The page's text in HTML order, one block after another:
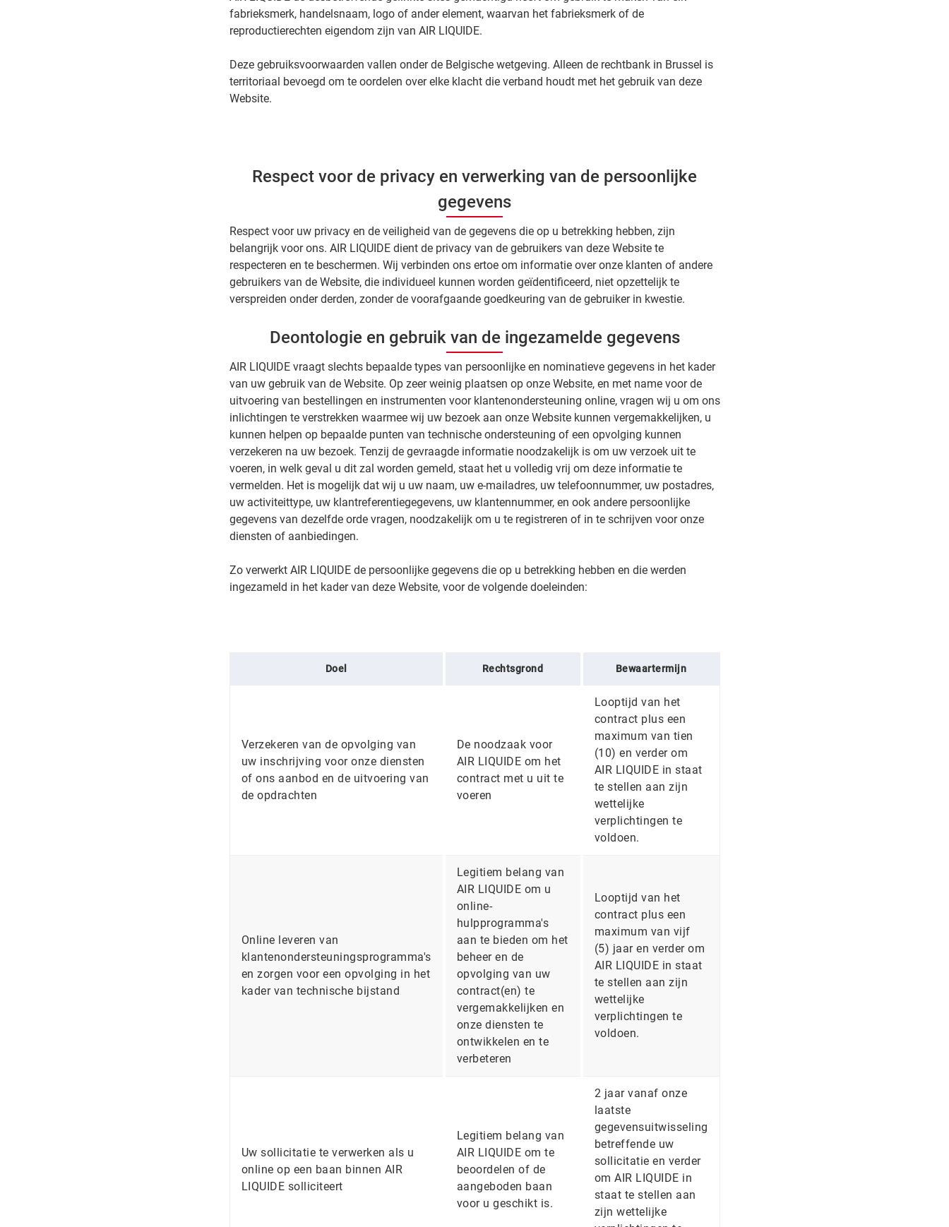
fabrieksmerk, handelsnaam, logo of ander element, waarvan het fabrieksmerk of de
reproductierechten eigendom zijn van AIR LIQUIDE.
Deze gebruiksvoorwaarden vallen onder de Belgische wetgeving. Alleen de rechtbank in Brussel is
territoriaal bevoegd om te oordelen over elke klacht die verband houdt met het gebruik van deze
Website.
Respect voor de privacy en verwerking van de persoonlijke
gegevens
Respect voor uw privacy en de veiligheid van de gegevens die op u betrekking hebben, zijn
belangrijk voor ons. AIR LIQUIDE dient de privacy van de gebruikers van deze Website te
respecteren en te beschermen. Wij verbinden ons ertoe om informatie over onze klanten of andere
gebruikers van de Website, die individueel kunnen worden geïdentificeerd, niet opzettelijk te
verspreiden onder derden, zonder de voorafgaande goedkeuring van de gebruiker in kwestie.
Deontologie en gebruik van de ingezamelde gegevens
AIR LIQUIDE vraagt slechts bepaalde types van persoonlijke en nominatieve gegevens in het kader
van uw gebruik van de Website. Op zeer weinig plaatsen op onze Website, en met name voor de
uitvoering van bestellingen en instrumenten voor klantenondersteuning online, vragen wij u om ons
inlichtingen te verstrekken waarmee wij uw bezoek aan onze Website kunnen vergemakkelijken, u
kunnen helpen op bepaalde punten van technische ondersteuning of een opvolging kunnen
verzekeren na uw bezoek. Tenzij de gevraagde informatie noodzakelijk is om uw verzoek uit te
voeren, in welk geval u dit zal worden gemeld, staat het u volledig vrij om deze informatie te
vermelden. Het is mogelijk dat wij u uw naam, uw e-mailadres, uw telefoonnummer, uw postadres,
uw activiteittype, uw klantreferentiegegevens, uw klantennummer, en ook andere persoonlijke
gegevens van dezelfde orde vragen, noodzakelijk om u te registreren of in te schrijven voor onze
diensten of aanbiedingen.
Zo verwerkt AIR LIQUIDE de persoonlijke gegevens die op u betrekking hebben en die werden
ingezameld in het kader van deze Website, voor de volgende doeleinden:
Doel Rechtsgrond Bewaartermijn
Verzekeren van de opvolging van
uw inschrijving voor onze diensten
of ons aanbod en de uitvoering van
de opdrachten
De noodzaak voor
AIR LIQUIDE om het
contract met u uit te
voeren
Looptijd van het
contract plus een
maximum van tien
(10) en verder om
AIR LIQUIDE in staat
te stellen aan zijn
wettelijke
verplichtingen te
voldoen.
Online leveren van
klantenondersteuningsprogramma's
en zorgen voor een opvolging in het
kader van technische bijstand
Legitiem belang van
AIR LIQUIDE om u
online-
hulpprogramma's
aan te bieden om het
beheer en de
opvolging van uw
contract(en) te
vergemakkelijken en
onze diensten te
ontwikkelen en te
verbeteren
Looptijd van het
contract plus een
maximum van vijf
(5) jaar en verder om
AIR LIQUIDE in staat
te stellen aan zijn
wettelijke
verplichtingen te
voldoen.
Uw sollicitatie te verwerken als u
online op een baan binnen AIR
LIQUIDE solliciteert
Legitiem belang van
AIR LIQUIDE om te
beoordelen of de
aangeboden baan
voor u geschikt is.
2 jaar vanaf onze
laatste
gegevensuitwisseling
betreffende uw
sollicitatie en verder
om AIR LIQUIDE in
staat te stellen aan
zijn wettelijke